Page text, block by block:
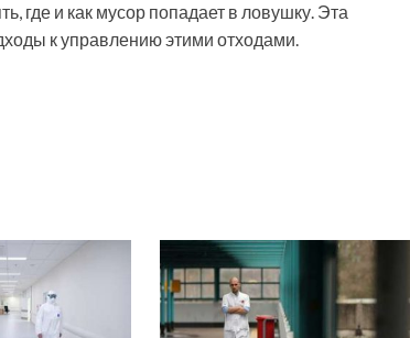
где и как мусор попадает в ловушку. Эта
к управлению этими отходами.